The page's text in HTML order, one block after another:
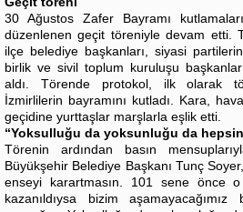
30 Ağustos Zafer Bayramı
düzenlenen geçit töreniyle devam etti.
ilçe belediye başkanları, siyasi
birlik ve sivil toplum kuruluşu
aldı. Törende protokol, ilk olarak
İzmirlilerin bayramını kutladı. Kara,
geçidine yurttaşlar marşlarla eşlik etti.
“Yoksulluğu da yoksunluğu da
Törenin ardından basın
Büyükşehir Belediye Başkanı Tunç
enseyi karartmasın. 101 sene önce
kazanıldıysa bizim